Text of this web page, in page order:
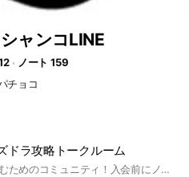
ャンコLINE
ノート 159
チョコ
ドラ攻略トークルーム
パズドラを最高に楽しむためのコミュニティ！入会前にノートにある利用規約をお読み下さい！ ※オガトークは当コミュニティのみです。他は全て偽物ですので通報お願いします。